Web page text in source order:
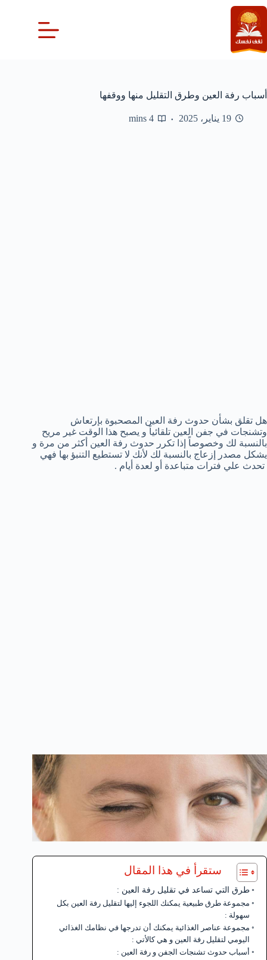
التجاوز
إلى
المحتوى
أسباب رفة العين وطرق التقليل منها ووقفها
19 يناير، 2025 4 mins
هل تقلق بشأن حدوث رفة العين المصحبوة بإرتعاش
وتشنجات في جفن العين تلقائياً و يصبح هذا الوقت غير مريح
بالنسبة لك وخصوصاً إذا تكرر حدوث رفة العين أكثر من مرة و
يشكل مصدر إزعاج بالنسبة لك لأنك لا تستطيع التنبؤ بها فهي
تحدث علي فترات متباعدة أو لعدة أيام .
ستقرأ في هذا المقال
طرق التي تساعد في تقليل رفة العين :
مجموعة طرق طبيعية يمكنك اللجوء إليها لتقليل رفة العين بكل
سهولة :
مجموعة عناصر الغذائية يمكنك أن تدرجها في نظامك الغذائي
اليومي لتقليل رفة العين و هي كالأتي :
أسباب حدوث تشنجات الجفن و رفة العين :